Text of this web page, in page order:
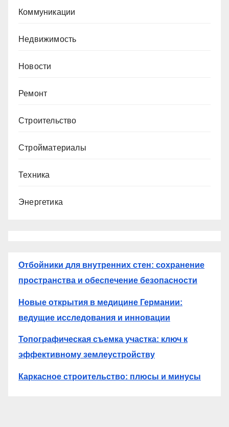
Коммуникации
Недвижимость
Новости
Ремонт
Строительство
Стройматериалы
Техника
Энергетика
Отбойники для внутренних стен: сохранение
пространства и обеспечение безопасности
Новые открытия в медицине Германии:
ведущие исследования и инновации
Топографическая съемка участка: ключ к
эффективному землеустройству
Каркасное строительство: плюсы и минусы